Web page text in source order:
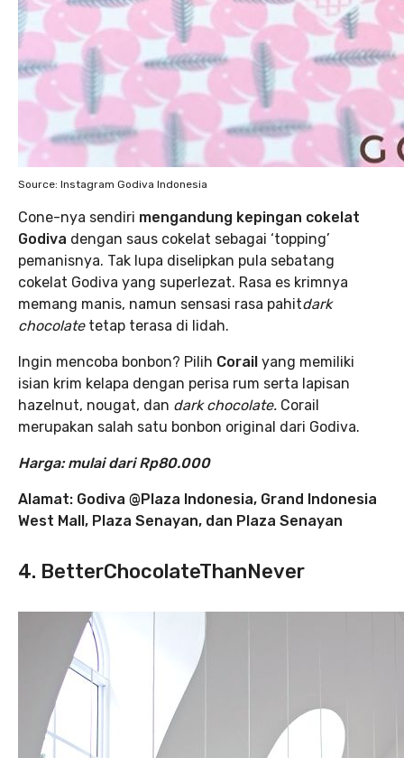
Source: Instagram Godiva Indonesia
Cone-nya sendiri mengandung kepingan cokelat
Godiva dengan saus cokelat sebagai ‘topping’
pemanisnya. Tak lupa diselipkan pula sebatang
cokelat Godiva yang superlezat. Rasa es krimnya
memang manis, namun sensasi rasa pahitdark
chocolatetetap terasa di lidah.
Ingin mencoba bonbon? Pilih Corail yang memiliki
isian krim kelapa dengan perisa rum serta lapisan
hazelnut, nougat, dan dark chocolate. Corail
merupakan salah satu bonbon original dari Godiva.
Harga: mulai dari Rp80.000
Alamat: Godiva @Plaza Indonesia, Grand Indonesia
West Mall, Plaza Senayan, dan Plaza Senayan
4. BetterChocolateThanNever